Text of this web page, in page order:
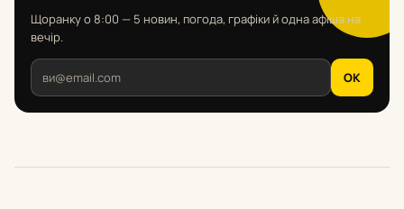
Щоранку о 8:00 — 5 новин, погода, графіки й одна афіша на
вечір.
OK